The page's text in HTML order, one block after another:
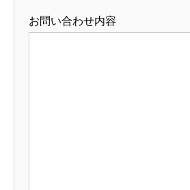
お問い合わせ内容